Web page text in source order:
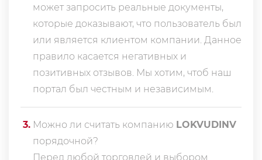
может запросить реальные документы,
которые доказывают, что пользователь был
или является клиентом компании. Данное
правило касается негативных и
позитивных отзывов. Мы хотим, чтоб наш
портал был честным и независимым.
3. Можно ли считать компанию LOKVUDINV
порядочной?
Перед любой торговлей и выбором